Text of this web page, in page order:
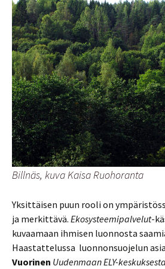
Billnäs, kuva Kaisa Ruohoranta
Yksittäisen puun rooli on
ja merkittävä. Ekosysteemipalvelut-
kuvaamaan ihmisen luonnosta
Haastattelussa luonnonsuojelun
Vuorinen Uudenmaan ELY-keskuksesta